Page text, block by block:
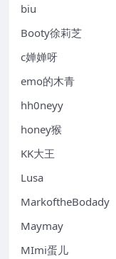
biu
Booty徐莉芝
c婵婵呀
emo的木青
hh0neyy
honey猴
KK大王
Lusa
MarkoftheBodady
Maymay
MImi蛋儿